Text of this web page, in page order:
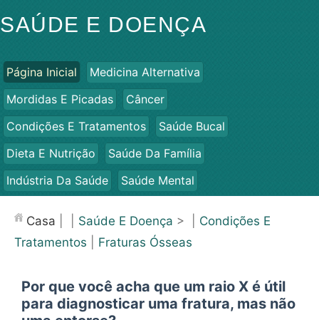
SAÚDE E DOENÇA
Página Inicial
Medicina Alternativa
Mordidas E Picadas
Câncer
Condições E Tratamentos
Saúde Bucal
Dieta E Nutrição
Saúde Da Família
Indústria Da Saúde
Saúde Mental
Saúde
Casa Saúde E Doença > | Condições E
Tratamentos
Fraturas Ósseas
Por que você acha que um raio X é útil
para diagnosticar uma fratura, mas não